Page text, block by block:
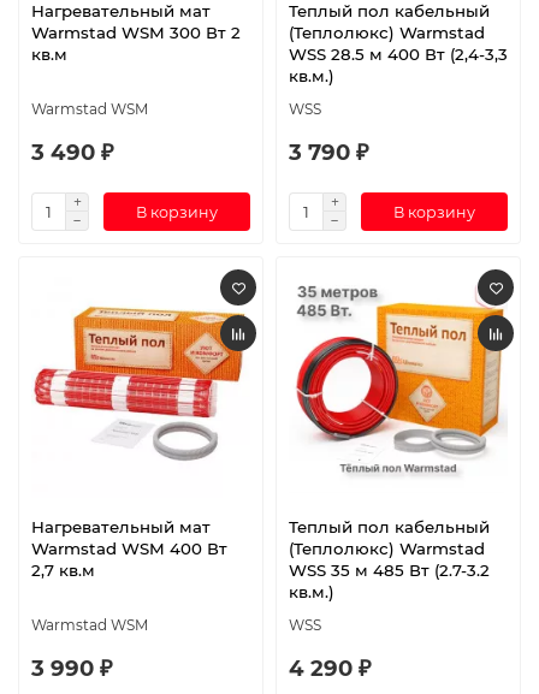
Нагревательный мат
Warmstad WSM 300 Вт 2
кв.м
Warmstad WSM
3 490 ₽
В корзину
Теплый пол кабельный
(Теплолюкс) Warmstad
WSS 28.5 м 400 Вт (2,4-3,3
кв.м.)
WSS
3 790 ₽
В корзину
Нагревательный мат
Warmstad WSM 400 Вт
2,7 кв.м
Warmstad WSM
3 990 ₽
Теплый пол кабельный
(Теплолюкс) Warmstad
WSS 35 м 485 Вт (2.7-3.2
кв.м.)
WSS
4 290 ₽